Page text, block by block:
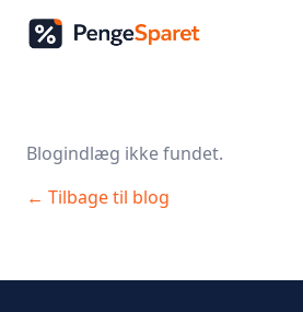
Blogindlæg ikke fundet.
← Tilbage til blog